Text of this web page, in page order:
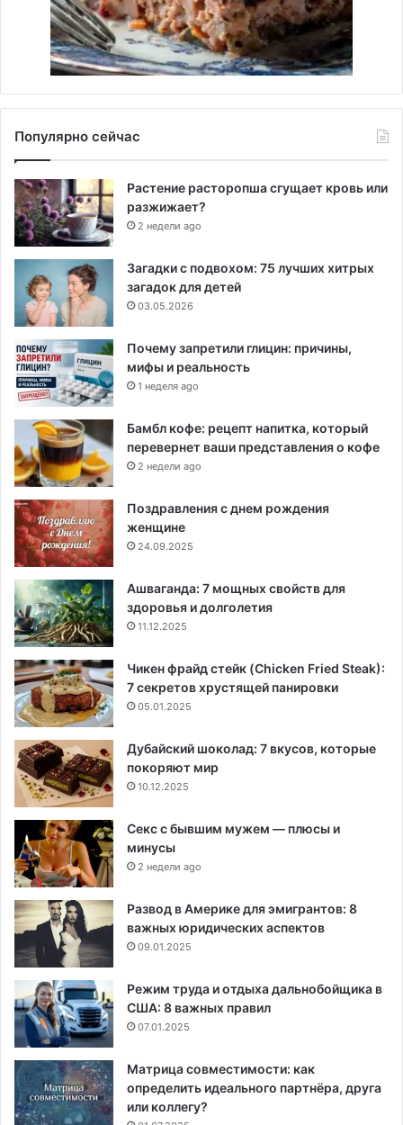
Популярно сейчас
Растение расторопша сгущает кровь или
разжижает?
2 недели ago
Загадки с подвохом: 75 лучших хитрых
загадок для детей
03.05.2026
Почему запретили глицин: причины,
мифы и реальность
1 неделя ago
Бамбл кофе: рецепт напитка, который
перевернет ваши представления о кофе
2 недели ago
Поздравления с днем рождения
женщине
24.09.2025
Ашваганда: 7 мощных свойств для
здоровья и долголетия
11.12.2025
Чикен фрайд стейк (Chicken Fried Steak):
7 секретов хрустящей панировки
05.01.2025
Дубайский шоколад: 7 вкусов, которые
покоряют мир
10.12.2025
Секс с бывшим мужем — плюсы и
минусы
2 недели ago
Развод в Америке для эмигрантов: 8
важных юридических аспектов
09.01.2025
Режим труда и отдыха дальнобойщика в
США: 8 важных правил
07.01.2025
Матрица совместимости: как
определить идеального партнёра, друга
или коллегу?